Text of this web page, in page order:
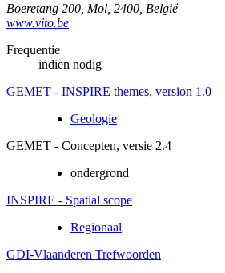
Boeretang 200 Mol 2400 België
www.vito.be
Frequentie
indien nodig
GEMET - INSPIRE themes, version 1.0
Geologie
GEMET - Concepten, versie 2.4
ondergrond
INSPIRE - Spatial scope
Regionaal
GDI-Vlaanderen Trefwoorden